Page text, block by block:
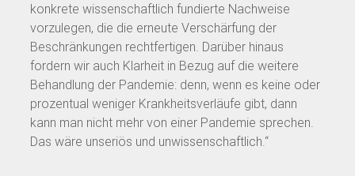
konkrete wissenschaftlich fundierte Nachweise
vorzulegen, die die erneute Verschärfung der
Beschränkungen rechtfertigen. Darüber hinaus
fordern wir auch Klarheit in Bezug auf die weitere
Behandlung der Pandemie: denn, wenn es keine oder
prozentual weniger Krankheitsverläufe gibt, dann
kann man nicht mehr von einer Pandemie sprechen.
Das wäre unseriös und unwissenschaftlich.“